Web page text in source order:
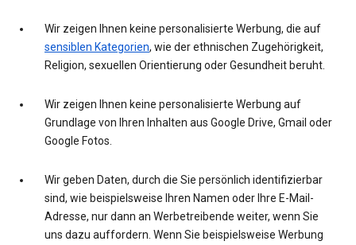
Wir zeigen Ihnen keine personalisierte Werbung, die auf
sensiblen Kategorien, wie der ethnischen Zugehörigkeit,
Religion, sexuellen Orientierung oder Gesundheit beruht.
Wir zeigen Ihnen keine personalisierte Werbung auf
Grundlage von Ihren Inhalten aus Google Drive, Gmail oder
Google Fotos.
Wir geben Daten, durch die Sie persönlich identifizierbar
sind, wie beispielsweise Ihren Namen oder Ihre E-Mail-
Adresse, nur dann an Werbetreibende weiter, wenn Sie
uns dazu auffordern. Wenn Sie beispielsweise Werbung